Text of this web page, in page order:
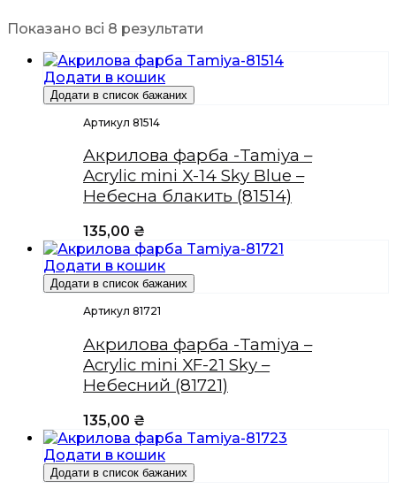
Показано всі 8 результати
Додати в кошик
Додати в список бажаних
Артикул 81514
Акрилова фарба -Tamiya –
Acrylic mini X-14 Sky Blue –
Небесна блакить (81514)
135,00 ₴
Додати в кошик
Додати в список бажаних
Артикул 81721
Акрилова фарба -Tamiya –
Acrylic mini XF-21 Sky –
Небесний (81721)
135,00 ₴
Додати в кошик
Додати в список бажаних